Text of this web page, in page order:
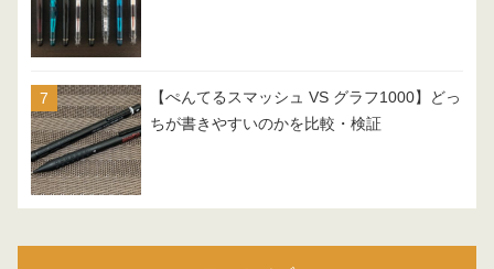
【ぺんてるスマッシュ VS グラフ1000】どっ
ちが書きやすいのかを比較・検証